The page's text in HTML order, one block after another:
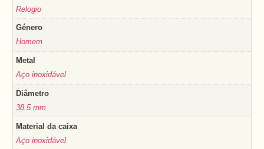
Relogio
Género
Homem
Metal
Aço inoxidável
Diâmetro
38.5 mm
Material da caixa
Aço inoxidável